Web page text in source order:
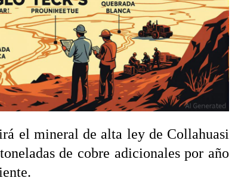
el mineral de alta ley de Collahuasi
de cobre adicionales por año